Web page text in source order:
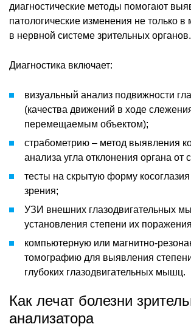
диагностические методы помогают
патологические изменения не только
в нервной системе зрительных органов.
Диагностика включает:
визуальный анализ подвижности
(качества движений в ходе
перемещаемым объектом);
страбометрию – метод выявления
анализа угла отклонения органа от
тесты на скрытую форму косоглазия
зрения;
УЗИ внешних глазодвигательных
установления степени их
компьютерную или магнитно-
томографию для выявления
глубоких глазодвигательных мышц.
Как лечат болезни
анализатора